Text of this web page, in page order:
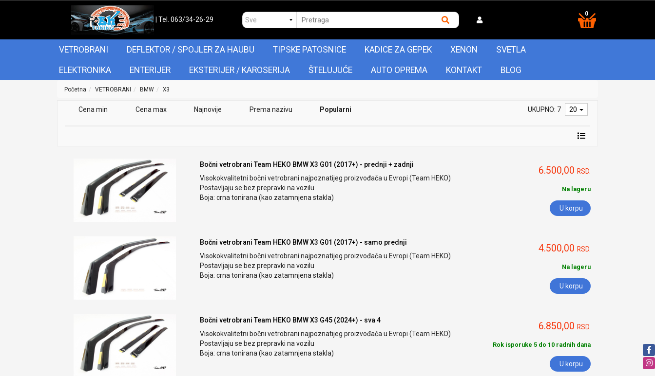
| Tel. 063/34-26-29
0
VETROBRANI DEFLEKTOR / SPOJLER ZA HAUBU TIPSKE PATOSNICE KADICE ZA GEPEK XENON SVETLA
ELEKTRONIKA ENTERIJER EKSTERIJER / KAROSERIJA ŠTELUJUĆE AUTO OPREMA KONTAKT BLOG
Početna VETROBRANI BMW X3
Cena min Cena max Najnovije Prema nazivu Popularni UKUPNO: 7 20
Bočni vetrobrani Team HEKO BMW X3 G01 (2017+) - prednji + zadnji
Visokokvalitetni bočni vetrobrani najpoznatijeg proizvođača u Evropi (Team HEKO)
Postavljaju se bez prepravki na vozilu
Boja: crna tonirana (kao zatamnjena stakla)
6.500,00 RSD.
Na lageru
U korpu
Bočni vetrobrani Team HEKO BMW X3 G01 (2017+) - samo prednji
Visokokvalitetni bočni vetrobrani najpoznatijeg proizvođača u Evropi (Team HEKO)
Postavljaju se bez prepravki na vozilu
Boja: crna tonirana (kao zatamnjena stakla)
4.500,00 RSD.
Na lageru
U korpu
Bočni vetrobrani Team HEKO BMW X3 G45 (2024+) - sva 4
Visokokvalitetni bočni vetrobrani najpoznatijeg proizvođača u Evropi (Team HEKO)
Postavljaju se bez prepravki na vozilu
Boja: crna tonirana (kao zatamnjena stakla)
6.850,00 RSD.
Rok isporuke 5 do 10 radnih dana
U korpu